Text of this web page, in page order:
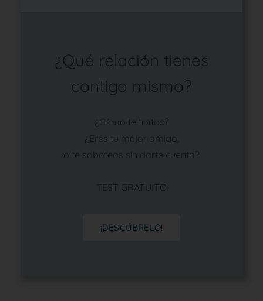
¿Qué relación tienes
contigo mismo?
¿Cómo te tratas?
¿Eres tu mejor amigo,
o te saboteas sin darte cuenta?
TEST GRATUITO
¡DESCÚBRELO!